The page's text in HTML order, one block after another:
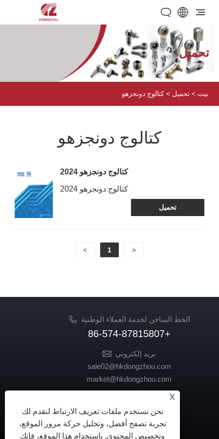
تحميل
بيت > تحميل > كتالوج دونجزهو
كتالوج دونجزهو
كتالوج دونجزهو 2024
كتالوج دونجزهو 2024
تحميل
<
1
>
الخط الساخن لخدمة العملاء الوطنية
+86-574-87815807
بريد إلكتروني
sale02@hkdongzhou.com
market@hkdongzhou.com
X
نحن نستخدم ملفات تعريف الارتباط لنقدم لك
تجربة تصفح أفضل، وتحليل حركة مرور الموقع،
وتخصيص المحتوى. باستخدام هذا الموقع، فإنك